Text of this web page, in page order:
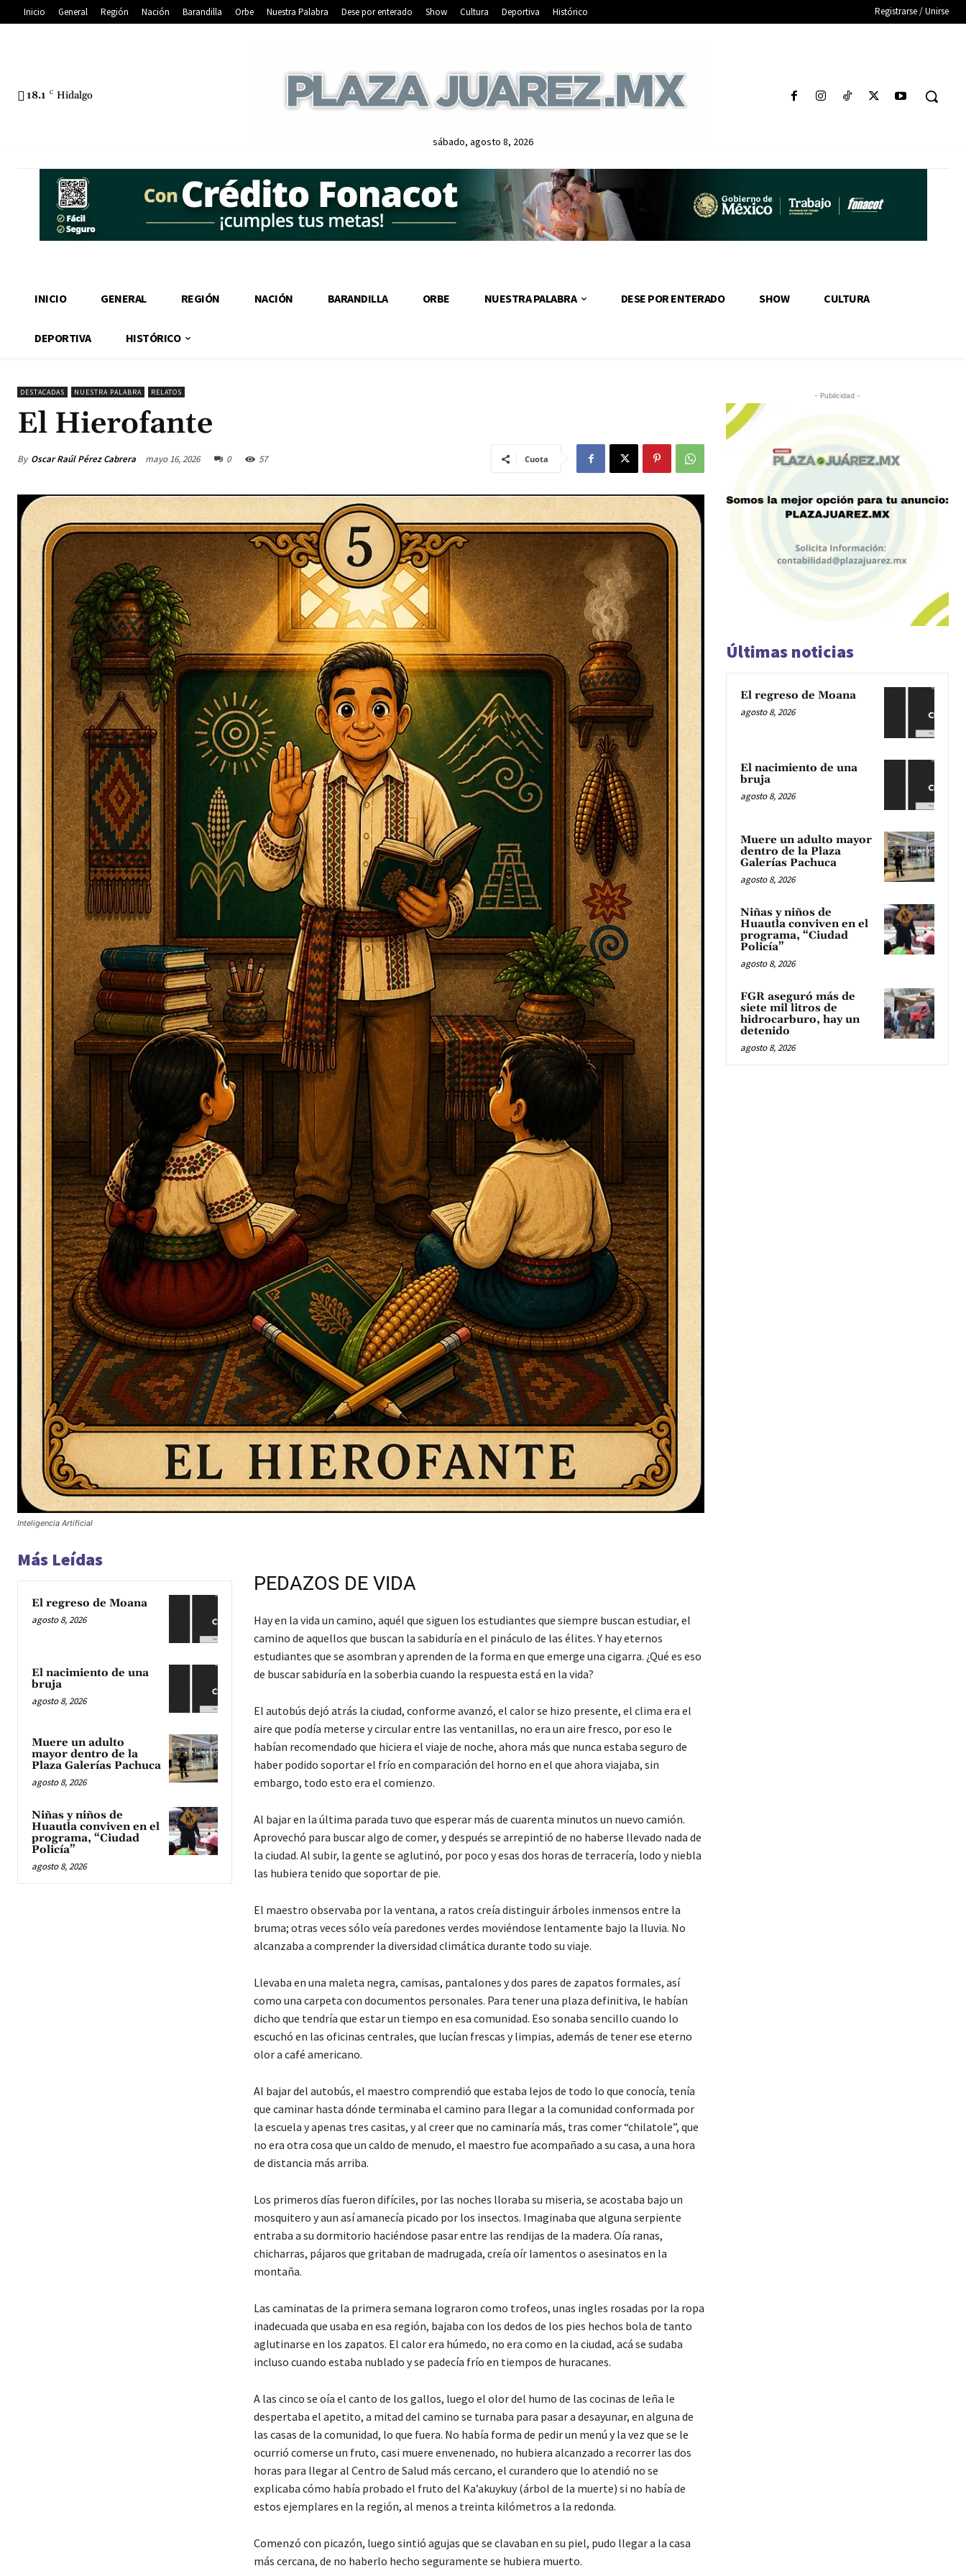
Inicio General Región Nación Barandilla Orbe Nuestra Palabra Dese por enterado Show Cultura Deportiva Histórico Registrarse / Unirse
18.1 C Hidalgo
sábado, agosto 8, 2026
INICIO GENERAL REGIÓN NACIÓN BARANDILLA ORBE NUESTRA PALABRA DESE POR ENTERADO SHOW CULTURA
DEPORTIVA HISTÓRICO
DESTACADAS NUESTRA PALABRA RELATOS
El Hierofante
By Oscar Raúl Pérez Cabrera mayo 16, 2026 0 57 Cuota
Inteligencia Artificial
Más Leídas
El regreso de Moana
agosto 8, 2026
El nacimiento de una
bruja
agosto 8, 2026
Muere un adulto
mayor dentro de la
Plaza Galerías Pachuca
agosto 8, 2026
Niñas y niños de
Huautla conviven en el
programa, “Ciudad
Policía”
agosto 8, 2026
PEDAZOS DE VIDA
Hay en la vida un camino, aquél que siguen los estudiantes que siempre buscan estudiar, el
camino de aquellos que buscan la sabiduría en el pináculo de las élites. Y hay eternos
estudiantes que se asombran y aprenden de la forma en que emerge una cigarra. ¿Qué es eso
de buscar sabiduría en la soberbia cuando la respuesta está en la vida?
El autobús dejó atrás la ciudad, conforme avanzó, el calor se hizo presente, el clima era el
aire que podía meterse y circular entre las ventanillas, no era un aire fresco, por eso le
habían recomendado que hiciera el viaje de noche, ahora más que nunca estaba seguro de
haber podido soportar el frío en comparación del horno en el que ahora viajaba, sin
embargo, todo esto era el comienzo.
Al bajar en la última parada tuvo que esperar más de cuarenta minutos un nuevo camión.
Aprovechó para buscar algo de comer, y después se arrepintió de no haberse llevado nada de
la ciudad. Al subir, la gente se aglutinó, por poco y esas dos horas de terracería, lodo y niebla
las hubiera tenido que soportar de pie.
El maestro observaba por la ventana, a ratos creía distinguir árboles inmensos entre la
bruma; otras veces sólo veía paredones verdes moviéndose lentamente bajo la lluvia. No
alcanzaba a comprender la diversidad climática durante todo su viaje.
Llevaba en una maleta negra, camisas, pantalones y dos pares de zapatos formales, así
como una carpeta con documentos personales. Para tener una plaza definitiva, le habían
dicho que tendría que estar un tiempo en esa comunidad. Eso sonaba sencillo cuando lo
escuchó en las oficinas centrales, que lucían frescas y limpias, además de tener ese eterno
olor a café americano.
Al bajar del autobús, el maestro comprendió que estaba lejos de todo lo que conocía, tenía
que caminar hasta dónde terminaba el camino para llegar a la comunidad conformada por
la escuela y apenas tres casitas, y al creer que no caminaría más, tras comer “chilatole”, que
no era otra cosa que un caldo de menudo, el maestro fue acompañado a su casa, a una hora
de distancia más arriba.
Los primeros días fueron difíciles, por las noches lloraba su miseria, se acostaba bajo un
mosquitero y aun así amanecía picado por los insectos. Imaginaba que alguna serpiente
entraba a su dormitorio haciéndose pasar entre las rendijas de la madera. Oía ranas,
chicharras, pájaros que gritaban de madrugada, creía oír lamentos o asesinatos en la
montaña.
Las caminatas de la primera semana lograron como trofeos, unas ingles rosadas por la ropa
inadecuada que usaba en esa región, bajaba con los dedos de los pies hechos bola de tanto
aglutinarse en los zapatos. El calor era húmedo, no era como en la ciudad, acá se sudaba
incluso cuando estaba nublado y se padecía frío en tiempos de huracanes.
A las cinco se oía el canto de los gallos, luego el olor del humo de las cocinas de leña le
despertaba el apetito, a mitad del camino se turnaba para pasar a desayunar, en alguna de
las casas de la comunidad, lo que fuera. No había forma de pedir un menú y la vez que se le
ocurrió comerse un fruto, casi muere envenenado, no hubiera alcanzado a recorrer las dos
horas para llegar al Centro de Salud más cercano, el curandero que lo atendió no se
explicaba cómo había probado el fruto del Ka’akuykuy (árbol de la muerte) si no había de
estos ejemplares en la región, al menos a treinta kilómetros a la redonda.
Comenzó con picazón, luego sintió agujas que se clavaban en su piel, pudo llegar a la casa
más cercana, de no haberlo hecho seguramente se hubiera muerto.
- Publicidad -
Últimas noticias
El regreso de Moana
agosto 8, 2026
El nacimiento de una
bruja
agosto 8, 2026
Muere un adulto mayor
dentro de la Plaza
Galerías Pachuca
agosto 8, 2026
Niñas y niños de
Huautla conviven en el
programa, “Ciudad
Policía”
agosto 8, 2026
FGR aseguró más de
siete mil litros de
hidrocarburo, hay un
detenido
agosto 8, 2026